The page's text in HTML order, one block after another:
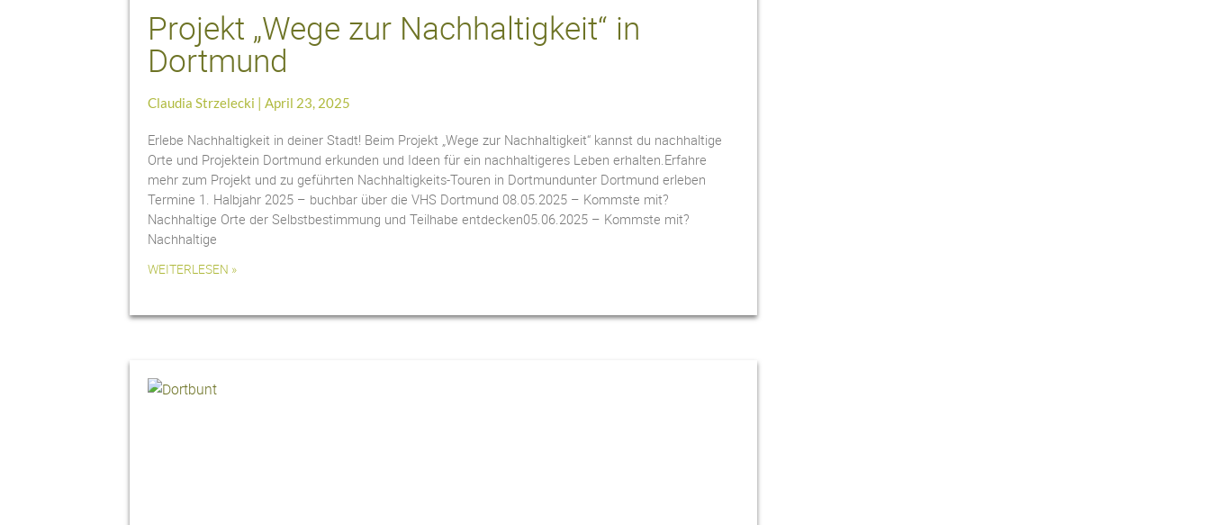
Projekt „Wege zur Nachhaltigkeit“ in
Dortmund
Claudia Strzelecki April 23, 2025
Erlebe Nachhaltigkeit in deiner Stadt! Beim Projekt „Wege zur Nachhaltigkeit“ kannst du nachhaltige
Orte und Projektein Dortmund erkunden und Ideen für ein nachhaltigeres Leben erhalten.Erfahre
mehr zum Projekt und zu geführten Nachhaltigkeits-Touren in Dortmundunter Dortmund erleben
Termine 1. Halbjahr 2025 – buchbar über die VHS Dortmund 08.05.2025 – Kommste mit?
Nachhaltige Orte der Selbstbestimmung und Teilhabe entdecken05.06.2025 – Kommste mit?
Nachhaltige
WEITERLESEN »